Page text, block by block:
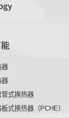
器
器
式换热器
式换热器（PCHE）